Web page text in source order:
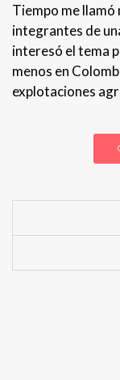
Tiempo me llamó
integrantes de
interesó el tema
menos en
explotaciones